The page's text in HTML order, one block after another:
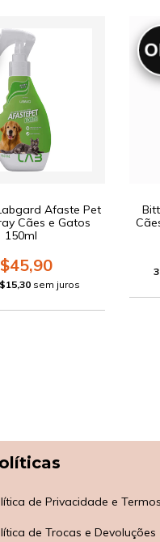
Afaste Pet
Cães e Gatos
150ml
sem juros
3
de Privacidade e
de Trocas e Devoluções